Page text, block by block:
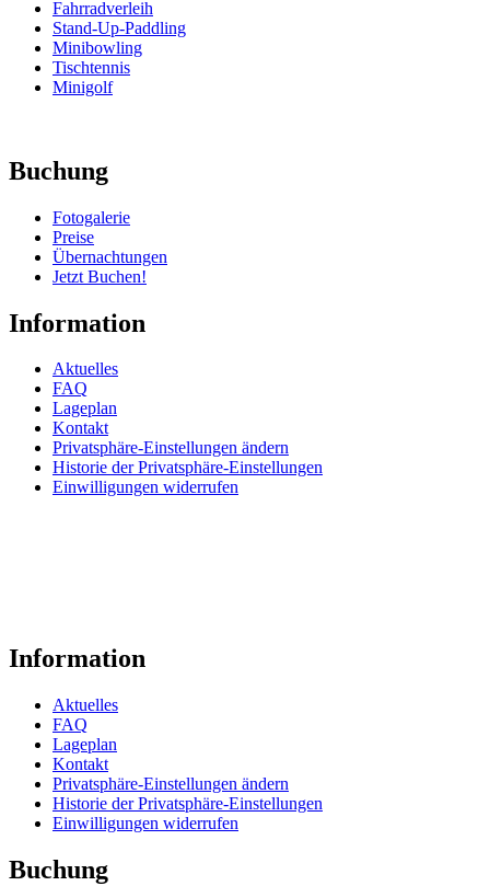
Fahrradverleih
Stand-Up-Paddling
Minibowling
Tischtennis
Minigolf
Buchung
Fotogalerie
Preise
Übernachtungen
Jetzt Buchen!
Information
Aktuelles
FAQ
Lageplan
Kontakt
Privatsphäre-Einstellungen ändern
Historie der Privatsphäre-Einstellungen
Einwilligungen widerrufen
Information
Aktuelles
FAQ
Lageplan
Kontakt
Privatsphäre-Einstellungen ändern
Historie der Privatsphäre-Einstellungen
Einwilligungen widerrufen
Buchung